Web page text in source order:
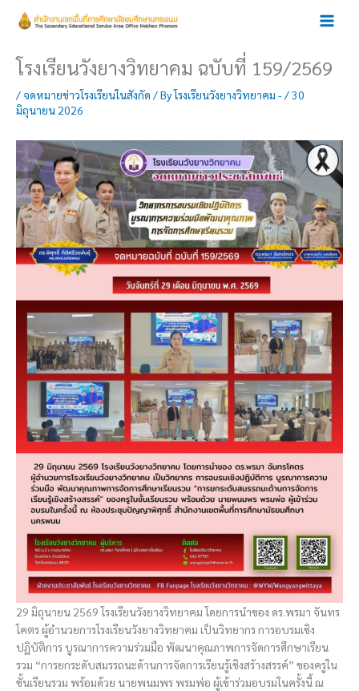
โรงเรียนวังยางวิทยาคม ฉบับที่ 159/2569
/จดหมายข่าวโรงเรียนในสังกัด / Byโรงเรียนวังยางวิทยาคม -/30
มิถุนายน 2026
29 มิถุนายน 2569 โรงเรียนวังยางวิทยาคม โดยการนำของ ดร.พรมา จันทร
โคตร ผู้อำนวยการโรงเรียนวังยางวิทยาคม เป็นวิทยากร การอบรมเชิง
ปฏิบัติการ บูรณาการความร่วมมือ พัฒนาคุณภาพการจัดการศึกษาเรียน
รวม “การยกระดับสมรรถนะด้านการจัดการเรียนรู้เชิงสร้างสรรค์” ของครูใน
ชั้นเรียนรวม พร้อมด้วย นายพนมพร พรมพ่อ ผู้เข้าร่วมอบรมในครั้งนี้ ณ